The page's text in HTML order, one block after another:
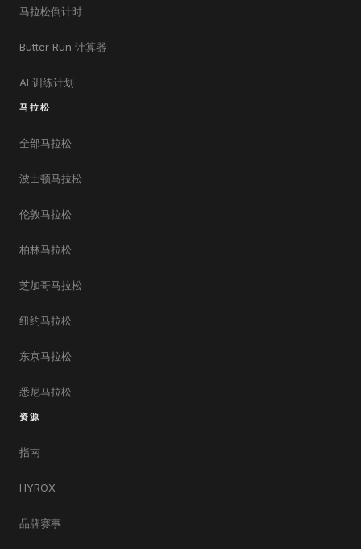
马拉松倒计时
Butter Run 计算器
AI 训练计划
马拉松
全部马拉松
波士顿马拉松
伦敦马拉松
柏林马拉松
芝加哥马拉松
纽约马拉松
东京马拉松
悉尼马拉松
资源
指南
HYROX
品牌赛事